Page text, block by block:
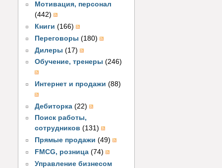
Мотивация, персонал
(442)
Книги (166)
Переговоры (180)
Дилеры (17)
Обучение, тренеры (246)
Интернет и продажи (88)
Дебиторка (22)
Поиск работы,
сотрудников (131)
Прямые продажи (49)
FMCG, розница (74)
Управление бизнесом